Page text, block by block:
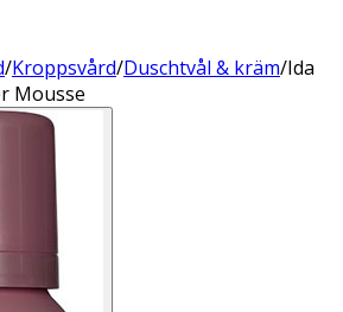
/Kroppsvård/Duschtvål & kräm/Ida
Mousse